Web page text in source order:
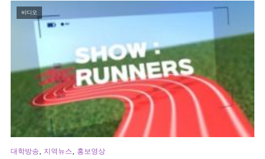
비디오
대학방송 지역뉴스 홍보영상